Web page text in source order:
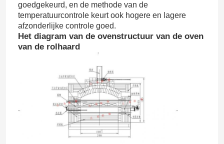
goedgekeurd, en de methode van de
temperatuurcontrole keurt ook hogere en lagere
afzonderlijke controle goed.
Het diagram van de ovenstructuur van de oven
van de rolhaard